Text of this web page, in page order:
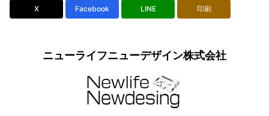
X Facebook LINE 印刷
ニューライフニューデザイン株式会社